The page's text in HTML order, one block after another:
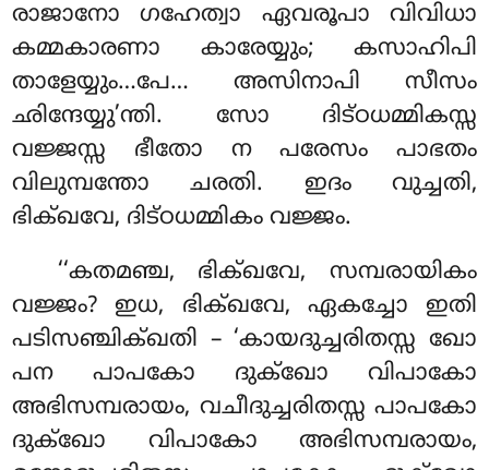
രാജാനോ ഗഹേത്വാ ഏവരൂപാ വിവിധാ
കമ്മകാരണാ കാരേയ്യും; കസാഹിപി
താളേയ്യും…പേ… അസിനാപി സീസം
ഛിന്ദേയ്യു’ന്തി. സോ ദിട്ഠധമ്മികസ്സ
വജ്ജസ്സ ഭീതോ ന പരേസം പാഭതം
വിലുമ്പന്തോ ചരതി. ഇദം വുച്ചതി,
ഭിക്ഖവേ, ദിട്ഠധമ്മികം വജ്ജം.
‘‘കതമഞ്ച, ഭിക്ഖവേ, സമ്പരായികം
വജ്ജം? ഇധ, ഭിക്ഖവേ, ഏകച്ചോ ഇതി
പടിസഞ്ചിക്ഖതി – ‘കായദുച്ചരിതസ്സ ഖോ
പന പാപകോ ദുക്ഖോ വിപാകോ
അഭിസമ്പരായം, വചീദുച്ചരിതസ്സ പാപകോ
ദുക്ഖോ വിപാകോ അഭിസമ്പരായം,